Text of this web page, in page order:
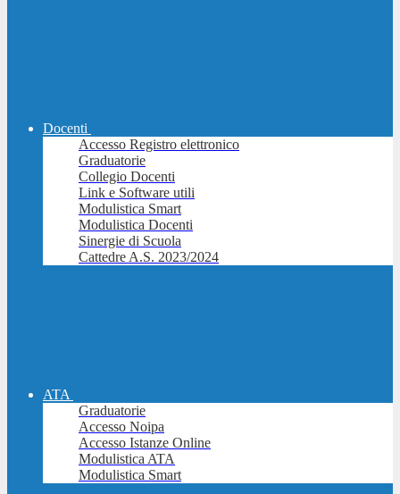
Docenti
Accesso Registro elettronico
Graduatorie
Collegio Docenti
Link e Software utili
Modulistica Smart
Modulistica Docenti
Sinergie di Scuola
Cattedre A.S. 2023/2024
ATA
Graduatorie
Accesso Noipa
Accesso Istanze Online
Modulistica ATA
Modulistica Smart